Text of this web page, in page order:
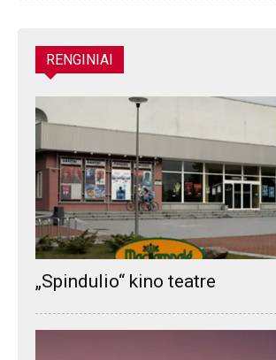
RENGINIAI
„Spindulio“ kino teatre